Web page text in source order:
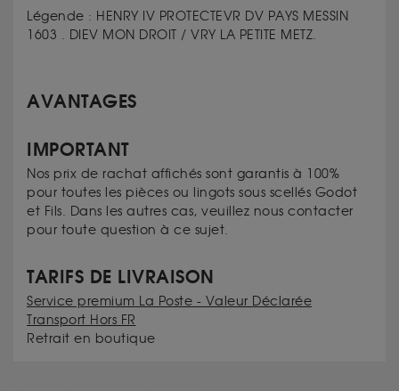
Légende : HENRY IV PROTECTEVR DV PAYS MESSIN
1603 . DIEV MON DROIT / VRY LA PETITE METZ.
AVANTAGES
IMPORTANT
Nos prix de rachat affichés sont garantis à 100%
pour toutes les pièces ou lingots sous scellés Godot
et Fils. Dans les autres cas, veuillez nous contacter
pour toute question à ce sujet.
TARIFS DE LIVRAISON
Service premium La Poste - Valeur Déclarée
Transport Hors FR
Retrait en boutique